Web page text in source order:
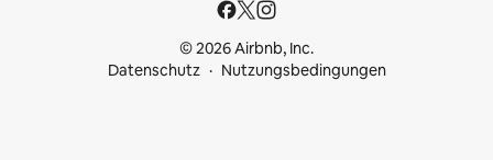
© 2026 Airbnb, Inc.
Datenschutz
Nutzungsbedingungen